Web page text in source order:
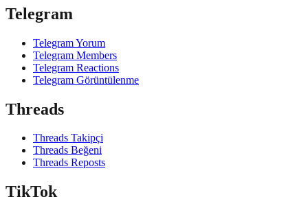
Telegram
Telegram Yorum
Telegram Members
Telegram Reactions
Telegram Görüntülenme
Threads
Threads Takipçi
Threads Beğeni
Threads Reposts
TikTok